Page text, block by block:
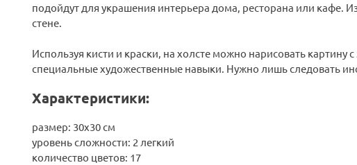
подойдут для украшения интерьера дома, ресторана или кафе.
стене.
Используя кисти и краски, на холсте можно нарисовать картину
специальные художественные навыки. Нужно лишь следовать
Характеристики:
размер: 30х30 см
уровень сложности: 2 легкий
количество цветов: 17